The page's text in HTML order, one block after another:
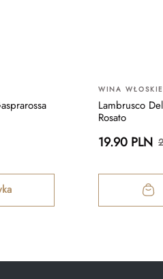
WINA WŁOSKIE
Lambrusco
Rosato
19.90 PLN